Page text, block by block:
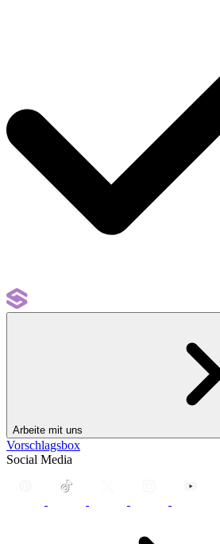
Arbeite mit uns
Vorschlagsbox
Social Media